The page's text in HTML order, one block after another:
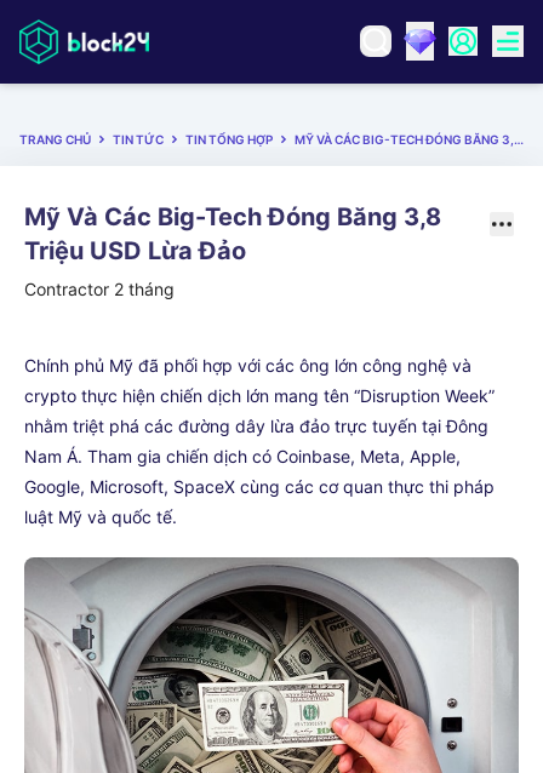
TRANG CHỦ TIN TỨC TIN TỔNG HỢP MỸ VÀ CÁC BIG-TECH ĐÓNG BĂNG 3,8 TRIỆU USD LỪA ĐẢO
Mỹ Và Các Big-Tech Đóng Băng 3,8
Triệu USD Lừa Đảo
Contractor 2 tháng
Chính phủ Mỹ đã phối hợp với các ông lớn công nghệ và
crypto thực hiện chiến dịch lớn mang tên “Disruption Week”
nhằm triệt phá các đường dây lừa đảo trực tuyến tại Đông
Nam Á. Tham gia chiến dịch có Coinbase, Meta, Apple,
Google, Microsoft, SpaceX cùng các cơ quan thực thi pháp
luật Mỹ và quốc tế.